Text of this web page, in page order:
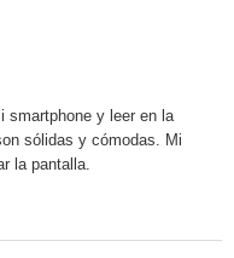
smartphone y leer en la
sólidas y cómodas. Mi
la pantalla.